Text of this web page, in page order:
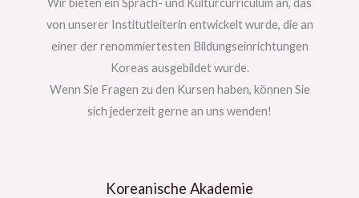
Wir bieten ein Sprach- und Kulturcurriculum an, das
von unserer Institutleiterin entwickelt wurde, die an
einer der renommiertesten Bildungseinrichtungen
Koreas ausgebildet wurde.
Wenn Sie Fragen zu den Kursen haben, können Sie
sich jederzeit gerne an uns wenden!
Koreanische Akademie